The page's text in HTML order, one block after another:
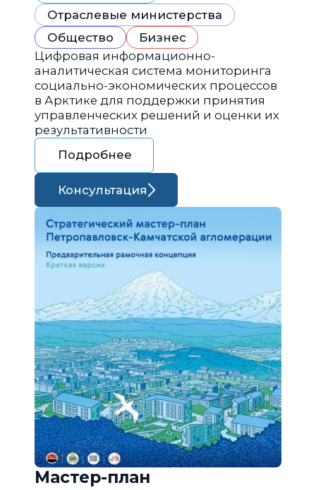
Отраслевые министерства
Общество
Бизнес
Цифровая информационно-
аналитическая система мониторинга
социально-экономических процессов
в Арктике для поддержки принятия
управленческих решений и оценки их
результативности
Подробнее
Консультация
Мастер-план